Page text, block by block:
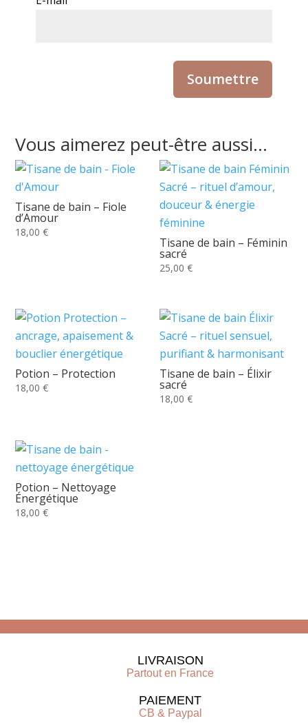
Vous aimerez peut-être aussi…
Tisane de bain – Fiole
d’Amour
18,00€
Tisane de bain – Féminin
sacré
25,00€
Potion – Protection
18,00€
Tisane de bain – Élixir
sacré
18,00€
Potion – Nettoyage
Énergétique
18,00€
LIVRAISON
Partout en France
PAIEMENT
CB & Paypal